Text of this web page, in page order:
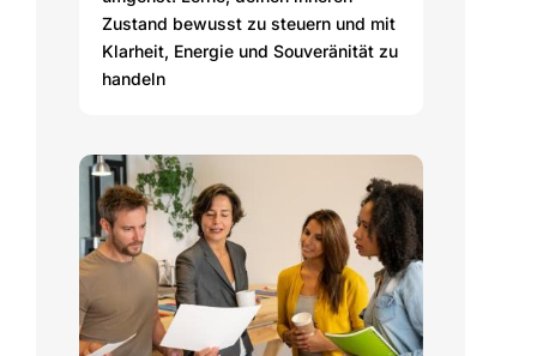
Zustand bewusst zu steuern und mit
Klarheit, Energie und Souveränität zu
handeln